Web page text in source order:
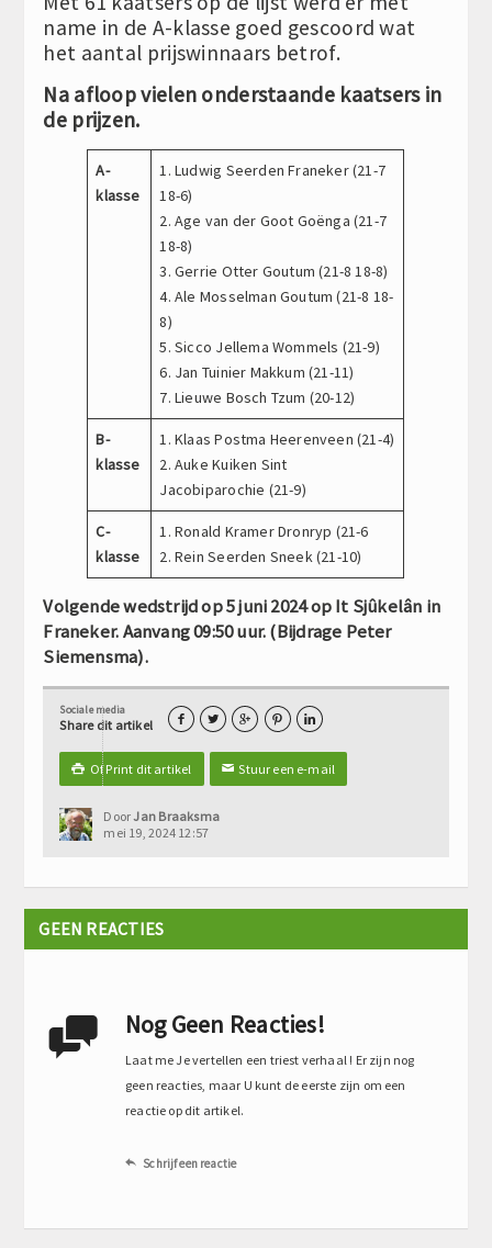
name in de A-klasse goed gescoord wat
het aantal prijswinnaars betrof.
Na afloop vielen onderstaande kaatsers in
de prijzen.
A-
klasse
1. Ludwig Seerden Franeker (21-7
18-6)
2. Age van der Goot Goënga (21-7
18-8)
3. Gerrie Otter Goutum (21-8 18-8)
4. Ale Mosselman Goutum (21-8 18-
8)
5. Sicco Jellema Wommels (21-9)
6. Jan Tuinier Makkum (21-11)
7. Lieuwe Bosch Tzum (20-12)
B-
klasse
1. Klaas Postma Heerenveen (21-4)
2. Auke Kuiken Sint
Jacobiparochie (21-9)
C-
klasse
1. Ronald Kramer Dronryp (21-6
2. Rein Seerden Sneek (21-10)
Volgende wedstrijd op 5 juni 2024 op It Sjûkelân in
Franeker. Aanvang 09:50 uur. (Bijdrage Peter
Siemensma).
Sociale media
Share dit artikel     
 Of Print dit artikel ✉Stuur een e-mail
DoorJan Braaksma
mei 19, 2024 12:57
GEEN REACTIES
 Nog Geen Reacties!
Laat me Je vertellen een triest verhaal ! Er zijn nog
geen reacties, maar U kunt de eerste zijn om een
reactie op dit artikel.
 Schrijf een reactie